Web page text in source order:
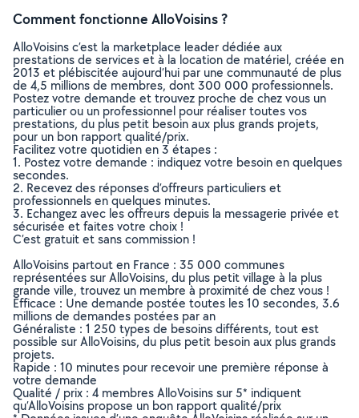
Comment fonctionne AlloVoisins ?
AlloVoisins c’est la marketplace leader dédiée aux
prestations de services et à la location de matériel, créée en
2013 et plébiscitée aujourd’hui par une communauté de plus
de 4,5 millions de membres, dont 300 000 professionnels.
Postez votre demande et trouvez proche de chez vous un
particulier ou un professionnel pour réaliser toutes vos
prestations, du plus petit besoin aux plus grands projets,
pour un bon rapport qualité/prix.
Facilitez votre quotidien en 3 étapes :
1. Postez votre demande : indiquez votre besoin en quelques
secondes.
2. Recevez des réponses d’offreurs particuliers et
professionnels en quelques minutes.
3. Echangez avec les offreurs depuis la messagerie privée et
sécurisée et faites votre choix !
C’est gratuit et sans commission !
AlloVoisins partout en France : 35 000 communes
représentées sur AlloVoisins, du plus petit village à la plus
grande ville, trouvez un membre à proximité de chez vous !
Efficace : Une demande postée toutes les 10 secondes, 3.6
millions de demandes postées par an
Généraliste : 1 250 types de besoins différents, tout est
possible sur AlloVoisins, du plus petit besoin aux plus grands
projets.
Rapide : 10 minutes pour recevoir une première réponse à
votre demande
Qualité / prix : 4 membres AlloVoisins sur 5* indiquent
qu’AlloVoisins propose un bon rapport qualité/prix